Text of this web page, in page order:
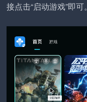
接点击“启动游戏”即可。